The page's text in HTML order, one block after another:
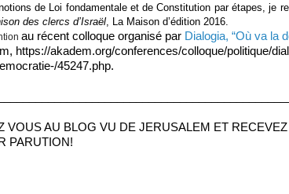
de Loi fondamentale et de Constitution par étapes, je
des clercs d’Israël , La Maison d’édition 2016.
au récent colloque organisé par Dialogia, “Où va la
https://akadem.org/conferences/colloque/politique/
45247.php.
VOUS AU BLOG VU DE JERUSALEM ET
PARUTION!